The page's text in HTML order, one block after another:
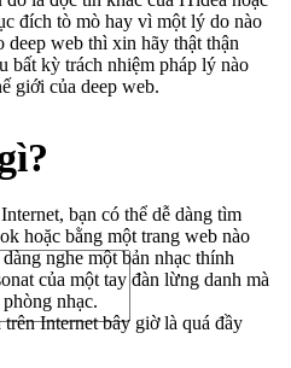
đích tò mò hay vì một lý do nào
deep web thì xin hãy thật thận
bất kỳ trách nhiệm pháp lý nào
giới của deep web.
bạn có thể dễ dàng tìm
hoặc bằng một trang web nào
nghe một bản nhạc thính
của một tay đàn lừng danh mà
nhạc.
Internet bây giờ là quá đầy